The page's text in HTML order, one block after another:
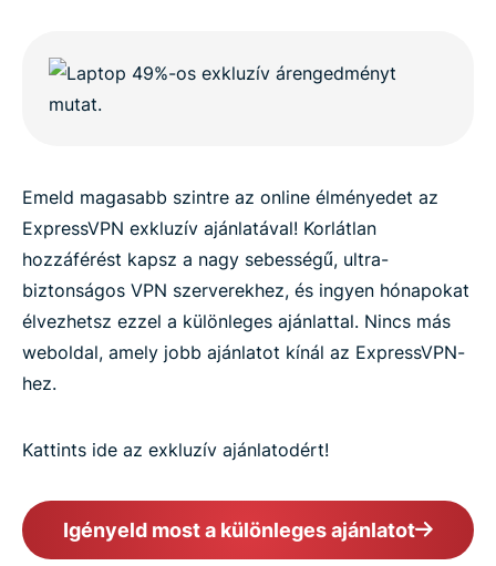
Emeld magasabb szintre az online élményedet az
ExpressVPN exkluzív ajánlatával! Korlátlan
hozzáférést kapsz a nagy sebességű, ultra-
biztonságos VPN szerverekhez, és ingyen hónapokat
élvezhetsz ezzel a különleges ajánlattal. Nincs más
weboldal, amely jobb ajánlatot kínál az ExpressVPN-
hez.
Kattints ide az exkluzív ajánlatodért!
Igényeld most a különleges ajánlatot